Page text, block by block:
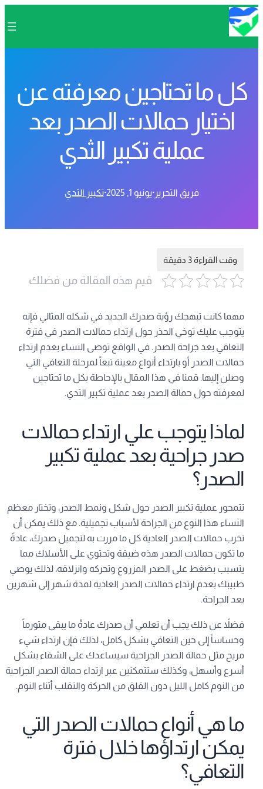
كل ما تحتاجين معرفته عن
اختيار حمالات الصدر بعد
عملية تكبير الثدي
فريق التحرير·يونيو 1, 2025 ·تكبير الثدي
قيم هذه المقالة من فضلك
مهما كانت تبهجك رؤية صدرك الجديد في شكله المثالي فإنه
يتوجب عليك توخي الحذر حول ارتداء حمالات الصدر في فترة
التعافي بعد جراحة الصدر. في الواقع توصى النساء بعدم ارتداء
حمالات الصدر أو بارتداء أنواع معينة تبعاً لمرحلة التعافي التي
وصلن إليها. قمنا في هذا المقال بالإحاطة بكل ما تحتاجين
لمعرفته حول حمالة الصدر بعد عملية تكبير الثدي.
لماذا يتوجب علي ارتداء حمالات
صدر جراحية بعد عملية تكبير
الصدر؟
تتمحور عملية تكبير الصدر حول شكل ونمط الصدر، وتختار معظم
النساء هذا النوع من الجراحة لأسباب تجميلية. مع ذلك يمكن أن
تخرب حمالات الصدر العادية كل ما مررت به لتجميل صدرك، عادةً
ما تكون حمالات الصدر هذه ضيقة وتحتوي على الأسلاك مما
يتسبب بضغط على الصدر المزروع وتحركه وانزلاقه، لذلك يوصي
طبيبك بعدم ارتداء حمالات الصدر العادية لمدة شهر إلى شهرين
بعد الجراحة.
فضلاً عن ذلك يجب أن تعلمي أن صدرك عادةً ما يبقى متورماً
وحساساً إلى حين التعافي بشكل كامل، لذلك فإن ارتداء شيء
مريح مثل حمالة الصدر الجراحية سيساعدك على الشفاء بشكل
أسرع وأسهل، وكذلك ستتمكنين عبر ارتداء حمالة الصدر الجراحية
من النوم كامل الليل دون القلق من الحركة والتقلب أثناء النوم.
ما هي أنواع حمالات الصدر التي
يمكن ارتداؤها خلال فترة
التعافي؟